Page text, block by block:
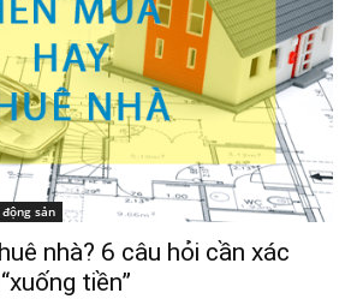
sản
nhà? 6 câu hỏi cần xác
tiền”